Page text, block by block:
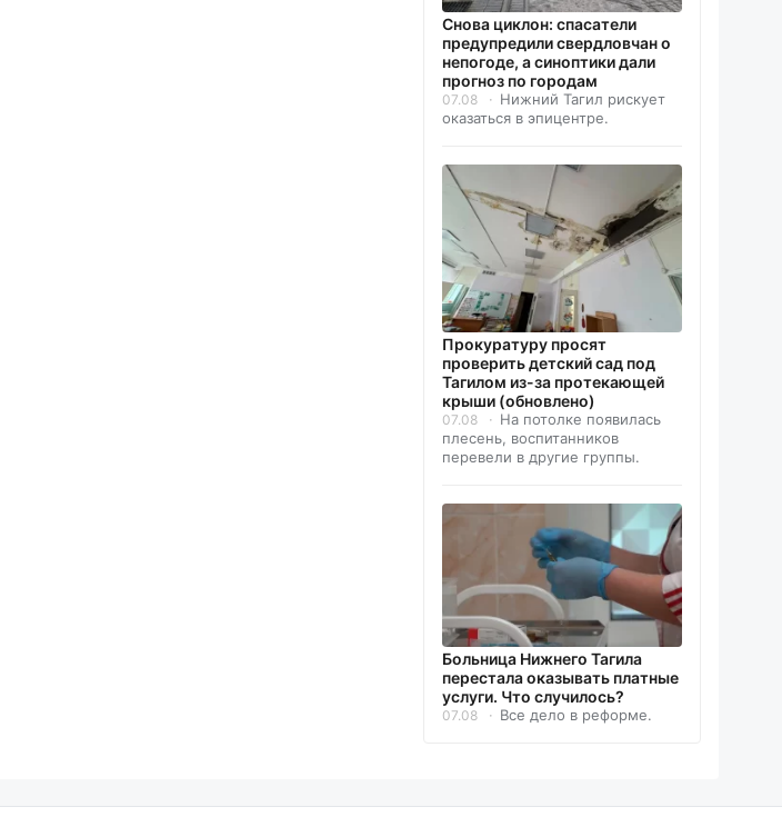
Снова циклон: спасатели
предупредили свердловчан о
непогоде, а синоптики дали
прогноз по городам
07.08
Нижний Тагил рискует
оказаться в эпицентре.
Прокуратуру просят
проверить детский сад под
Тагилом из-за протекающей
крыши (обновлено)
07.08
На потолке появилась
плесень, воспитанников
перевели в другие группы.
Больница Нижнего Тагила
перестала оказывать платные
услуги. Что случилось?
07.08 Все дело в реформе.